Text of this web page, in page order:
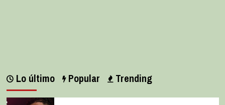
Lo último Popular Trending